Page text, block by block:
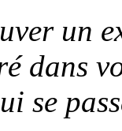
un
dans
se